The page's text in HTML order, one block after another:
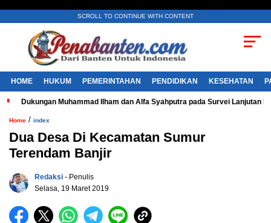
SCROLL TO CONTINUE WITH CONTENT
HOME HUKUM PEMERINTAHAN PENDIDIKAN KESEHATAN
Dukungan Muhammad Ilham dan Alfa Syahputra pada Survei Lanjutan
Home / index
Dua Desa Di Kecamatan Sumur
Terendam Banjir
Redaksi - Penulis
Selasa, 19 Maret 2019